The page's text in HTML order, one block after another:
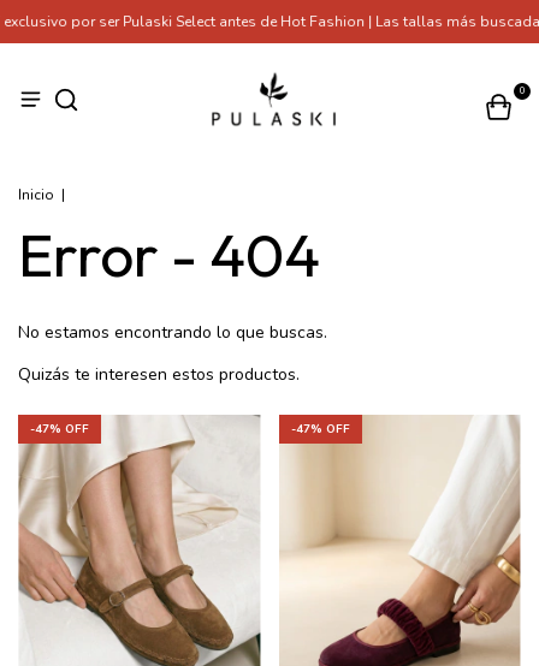
por ser Pulaski Select antes de Hot Fashion | Las tallas más
0
Inicio |
Error - 404
No estamos encontrando lo que buscas.
Quizás te interesen estos productos.
-47% OFF -47% OFF